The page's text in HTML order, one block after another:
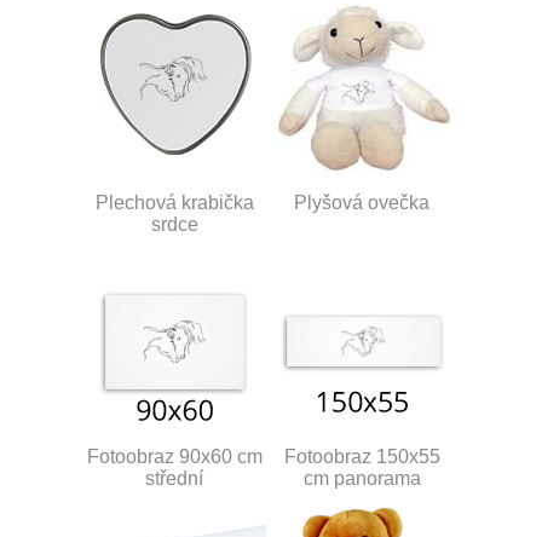
Plechová krabička
srdce
Plyšová ovečka
Fotoobraz 90x60 cm
střední
Fotoobraz 150x55
cm panorama